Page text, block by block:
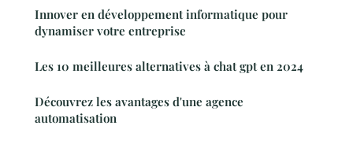
Innover en développement informatique pour
dynamiser votre entreprise
Les 10 meilleures alternatives à chat gpt en 2024
Découvrez les avantages d'une agence
automatisation